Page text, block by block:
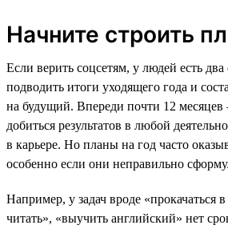
Начните строить
Если верить соцсетям, у людей есть
подводить итоги уходящего года и
на будущий. Впереди почти 12
добиться результатов в любой
в карьере. Но планы на год часто
особенно если они неправильно
Например, у задач вроде «прокачаться
читать», «выучить английский» нет